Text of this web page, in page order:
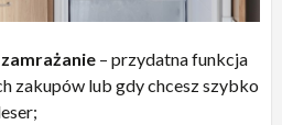
– przydatna funkcja
zakupów lub gdy chcesz szybko